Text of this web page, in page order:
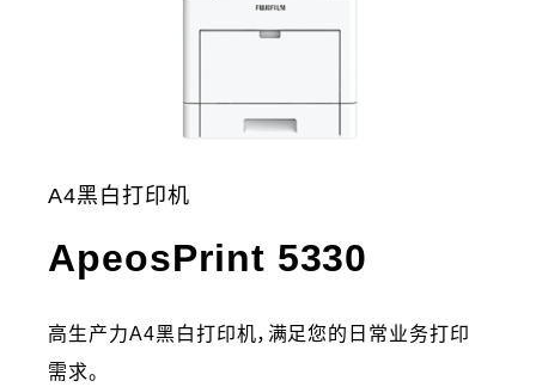
A4黑白打印机
ApeosPrint 5330
高生产力A4黑白打印机，满足您的日常业务打印
需求。